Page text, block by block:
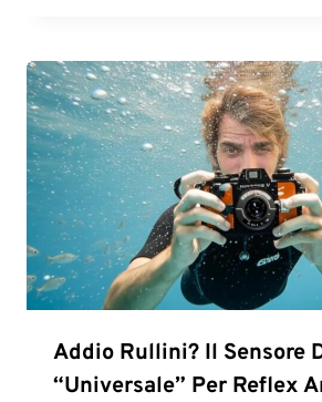
Addio Rullini? Il Sensore
“universale” Per Reflex